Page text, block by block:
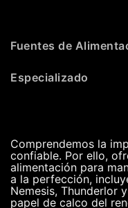
Fuentes de
Especializado
Comprendemos la
confiable. Por ello,
alimentación para
a la perfección,
Nemesis, Thunderlor
papel de calco del